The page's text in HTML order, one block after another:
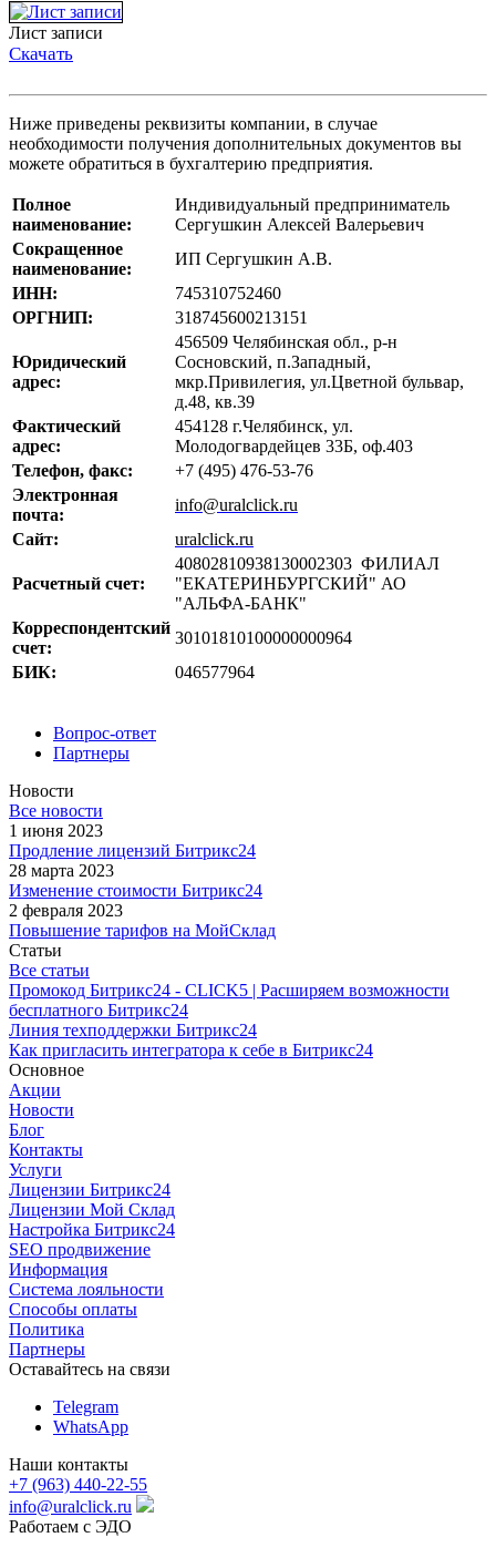
Лист записи
Скачать
Ниже приведены реквизиты компании, в случае
необходимости получения дополнительных документов вы
можете обратиться в бухгалтерию предприятия.
Полное
наименование:
Индивидуальный предприниматель
Сергушкин Алексей Валерьевич
Сокращенное
наименование:
ИП Сергушкин А.В.
ИНН:
745310752460
ОРГНИП:
318745600213151
Юридический
адрес:
456509 Челябинская обл., р-н
Сосновский, п.Западный,
мкр.Привилегия, ул.Цветной бульвар,
д.48, кв.39
Фактический
адрес:
454128 г.Челябинск, ул.
Молодогвардейцев 33Б, оф.403
Телефон, факс:
+7 (495) 476-53-76
Электронная
почта:
info@uralclick.ru
Сайт:
uralclick.ru
Расчетный счет:
40802810938130002303 ФИЛИАЛ
"ЕКАТЕРИНБУРГСКИЙ" АО
"АЛЬФА-БАНК"
Корреспондентский
счет:
30101810100000000964
БИК:
046577964
Вопрос-ответ
Партнеры
Новости
Все новости
1 июня 2023
Продление лицензий Битрикс24
28 марта 2023
Изменение стоимости Битрикс24
2 февраля 2023
Повышение тарифов на МойСклад
Статьи
Все статьи
Промокод Битрикс24 - CLICK5 | Расширяем возможности
бесплатного Битрикс24
Линия техподдержки Битрикс24
Как пригласить интегратора к себе в Битрикс24
Основное
Акции
Новости
Блог
Контакты
Услуги
Лицензии Битрикс24
Лицензии Мой Склад
Настройка Битрикс24
SEO продвижение
Информация
Система лояльности
Способы оплаты
Политика
Партнеры
Оставайтесь на связи
Telegram
WhatsApp
Наши контакты
+7 (963) 440-22-55
info@uralclick.ru
Работаем с ЭДО